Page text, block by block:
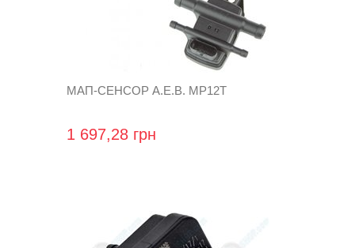
МАП-СЕНСОР A.E.B. MP12T
1 697,28 грн